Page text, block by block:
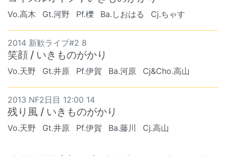
Vo.高木 Gt.河野 Pf.櫟 Ba.しおはる Cj.ちゃす
2014 新歓ライブ#2 8
笑顔 / いきものがかり
Vo.天野 Gt.井原 Pf.伊賀 Ba.河原 Cj&Cho.高山
2013 NF2日目 12:00 14
残り風 / いきものがかり
Vo.天野 Gt.井原 Pf.伊賀 Ba.藤川 Cj.高山